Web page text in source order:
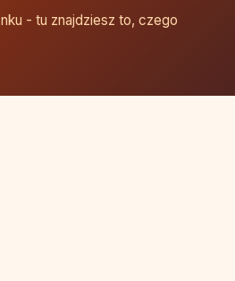
- tu znajdziesz to, czego